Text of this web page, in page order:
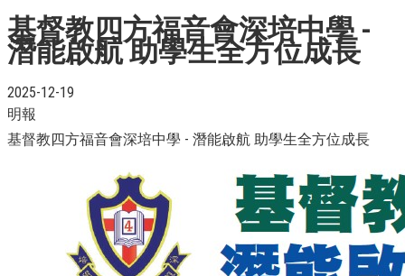
基督教四方福音會深培中學 -
潛能啟航 助學生全方位成長
2025-12-19
明報
基督教四方福音會深培中學 - 潛能啟航 助學生全方位成長